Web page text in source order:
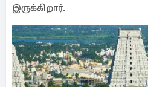
இருக்கிறார்.